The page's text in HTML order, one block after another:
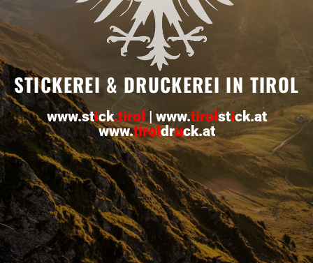
STICKEREI & DRUCKEREI IN TIROL
www.stick.tirol | www.tirol stick.at
www.tiroldruck.at